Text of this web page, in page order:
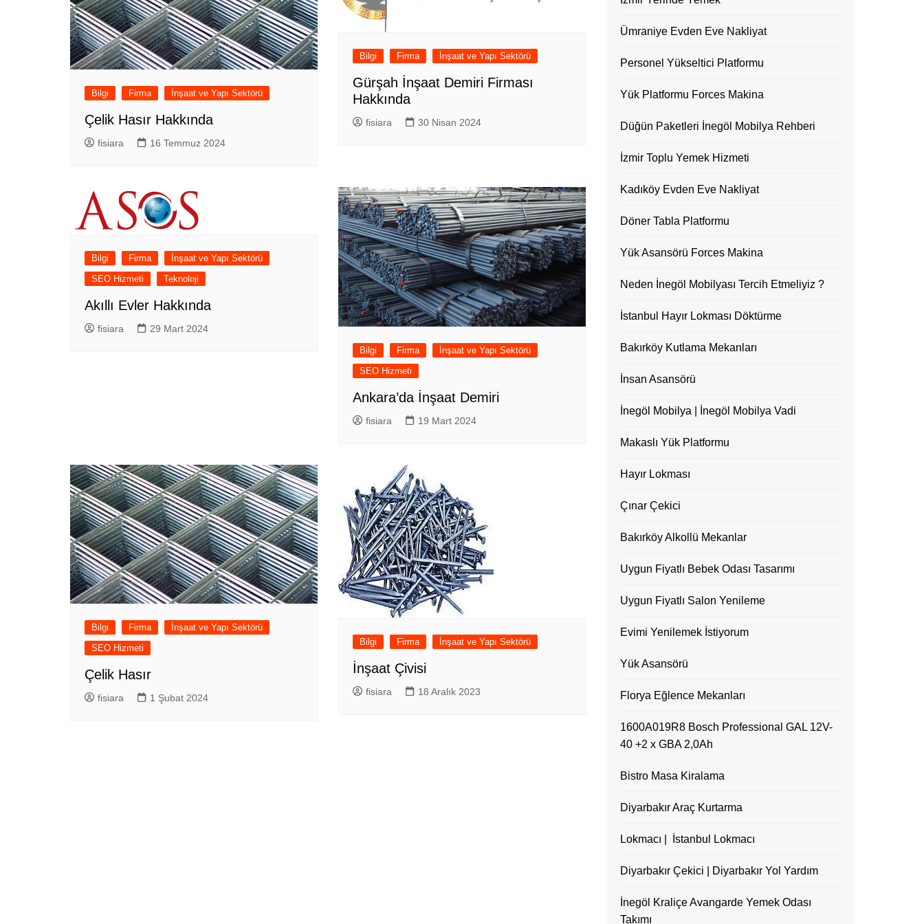
Bilgi Firma İnşaat ve Yapı Sektörü
Çelik Hasır Hakkında
fisiara 16 Temmuz 2024
Bilgi Firma İnşaat ve Yapı Sektörü
Gürşah İnşaat Demiri Firması
Hakkında
fisiara 30 Nisan 2024
Bilgi Firma
İnşaat ve Yapı Sektörü
SEO Hizmeti
Teknoloji
Akıllı Evler Hakkında
fisiara 29 Mart 2024
Bilgi Firma
İnşaat ve Yapı Sektörü
SEO Hizmeti
Ankara’da İnşaat Demiri
fisiara 19 Mart 2024
Bilgi Firma
İnşaat ve Yapı Sektörü
SEO Hizmeti
Çelik Hasır
fisiara 1 Şubat 2024
Bilgi Firma İnşaat ve Yapı Sektörü
İnşaat Çivisi
fisiara 18 Aralık 2023
Ümraniye Evden Eve Nakliyat
Personel Yükseltici Platformu
Yük Platformu Forces Makina
Düğün Paketleri İnegöl Mobilya Rehberi
İzmir Toplu Yemek Hizmeti
Kadıköy Evden Eve Nakliyat
Döner Tabla Platformu
Yük Asansörü Forces Makina
Neden İnegöl Mobilyası Tercih Etmeliyiz ?
İstanbul Hayır Lokması Döktürme
Bakırköy Kutlama Mekanları
İnsan Asansörü
İnegöl Mobilya | İnegöl Mobilya Vadi
Makaslı Yük Platformu
Hayır Lokması
Çınar Çekici
Bakırköy Alkollü Mekanlar
Uygun Fiyatlı Bebek Odası Tasarımı
Uygun Fiyatlı Salon Yenileme
Evimi Yenilemek İstiyorum
Yük Asansörü
Florya Eğlence Mekanları
1600A019R8 Bosch Professional GAL 12V-
40 +2 x GBA 2,0Ah
Bistro Masa Kiralama
Diyarbakır Araç Kurtarma
Lokmacı | İstanbul Lokmacı
Diyarbakır Çekici | Diyarbakır Yol Yardım
İnegöl Kraliçe Avangarde Yemek Odası
Takımı